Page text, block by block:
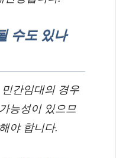
수도 있나
간임대의 경우
능성이 있으므
야 합니다.